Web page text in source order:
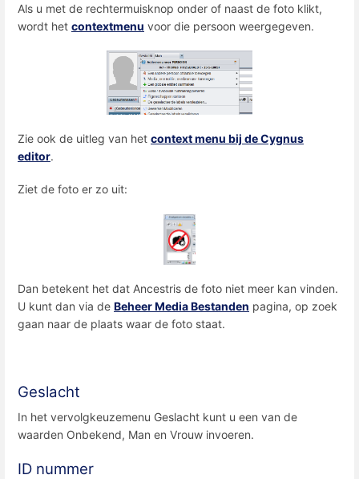
Als u met de rechtermuisknop onder of naast de foto klikt,
wordt het contextmenu voor die persoon weergegeven.
Zie ook de uitleg van het context menu bij de Cygnus
editor.
Ziet de foto er zo uit:
Dan betekent het dat Ancestris de foto niet meer kan vinden.
U kunt dan via de Beheer Media Bestanden pagina, op zoek
gaan naar de plaats waar de foto staat.
Geslacht
In het vervolgkeuzemenu Geslacht kunt u een van de
waarden Onbekend, Man en Vrouw invoeren.
ID nummer